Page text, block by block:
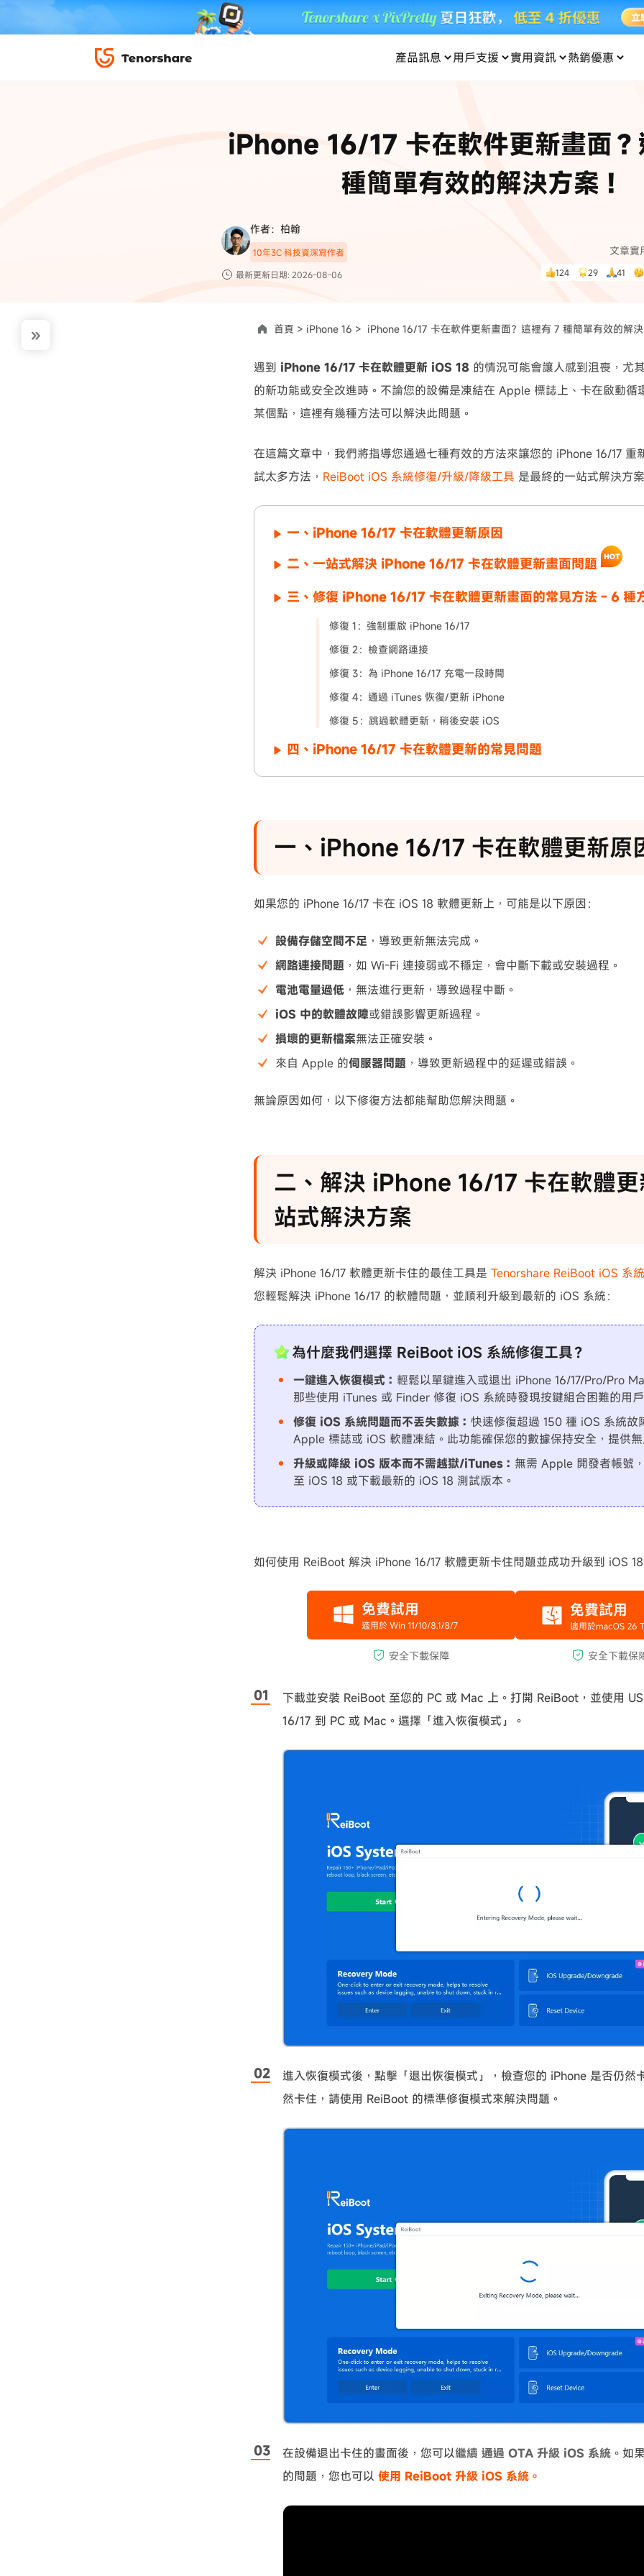
產品訊息
4DDiG Win 資料救援
4DDiG Mac 資料救援
新版本
UltData LINE 數據恢復
UltData WhatsApp 數據恢復
用戶支援 實用資訊
·iPhone 照片備份到外接硬碟
·iPhone 永久刪除的照片如何
·Pokemo GO Plus 無法配對
·大家報寶貝
·寶可夢自動抓寶
為您提供最豐富的教學影片
人像修圖
資料救援
為您提供最實用
熱銷優惠
暢遊全球！
限時 5 折優惠，立即入手！
複製折扣碼
iPhone 16/17 卡在軟件更新畫面
種簡單有效的解決方案！
作者：柏翰
10年3C 科技資深寫作者
最新更新日期: 2026-08-06
文章實
124 29 41
首頁 > iPhone 16 > iPhone 16/17 卡在軟件更新畫面？這裡有 7 種簡單有效的解
遇到 iPhone 16/17 卡在軟體更新 iOS 18 的情況可能會讓人感到沮喪，尤
的新功能或安全改進時。不論您的設備是凍結在 Apple 標誌上、卡在啟動循
某個點，這裡有幾種方法可以解決此問題。
在這篇文章中，我們將指導您通過七種有效的方法來讓您的 iPhone 16/17 重
試太多方法， ReiBoot iOS 系統修復/升級/降級工具 是最終的一站式解決方
一、iPhone 16/17 卡在軟體更新原因
二、一站式解決 iPhone 16/17 卡在軟體更新畫面問題
三、修復 iPhone 16/17 卡在軟體更新畫面的常見方法 - 6 種
修復 1：強制重啟 iPhone 16/17
修復 2：檢查網路連接
修復 3：為 iPhone 16/17 充電一段時間
修復 4：通過 iTunes 恢復/更新 iPhone
修復 5：跳過軟體更新，稍後安裝 iOS
四、iPhone 16/17 卡在軟體更新的常見問題
一、iPhone 16/17 卡在軟體更新原
如果您的 iPhone 16/17 卡在 iOS 18 軟體更新上，可能是以下原因：
設備存儲空間不足 ，導致更新無法完成。
網路連接問題 ，如 Wi-Fi 連接弱或不穩定，會中斷下載或安裝過程。
電池電量過低 ，無法進行更新，導致過程中斷。
iOS 中的軟體故障或錯誤影響更新過程。
損壞的更新檔案無法正確安裝。
來自 Apple 的伺服器問題 ，導致更新過程中的延遲或錯誤。
無論原因如何，以下修復方法都能幫助您解決問題。
二、解決 iPhone 16/17 卡在軟體
站式解決方案
解決 iPhone 16/17 軟體更新卡住的最佳工具是 Tenorshare ReiBoot iOS 系
您輕鬆解決 iPhone 16/17 的軟體問題，並順利升級到最新的 iOS 系統：
為什麼我們選擇 ReiBoot iOS 系統修復工具？
一鍵進入恢復模式： 輕鬆以單鍵進入或退出 iPhone 16/17/Pro/Pro
那些使用 iTunes 或 Finder 修復 iOS 系統時發現按鍵組合困難的用
修復 iOS 系統問題而不丟失數據： 快速修復超過 150 種 iOS 系統故
Apple 標誌或 iOS 軟體凍結。此功能確保您的數據保持安全，提供
升級或降級 iOS 版本而不需越獄/iTunes： 無需 Apple 開發者帳號
至 iOS 18 或下載最新的 iOS 18 測試版本。
如何使用 ReiBoot 解決 iPhone 16/17 軟體更新卡住問題並成功升級到 iOS
下載並安裝 ReiBoot 至您的 PC 或 Mac 上。打開 ReiBoot，並使用
16/17 到 PC 或 Mac。選擇「進入恢復模式」。
進入恢復模式後，點擊「退出恢復模式」，檢查您的 iPhone 是否仍然
然卡住，請使用 ReiBoot 的標準修復模式來解決問題。
在設備退出卡住的畫面後，您可以繼續 通過 OTA 升級 iOS 系統 。如
的問題，您也可以 使用 ReiBoot 升級 iOS 系統。